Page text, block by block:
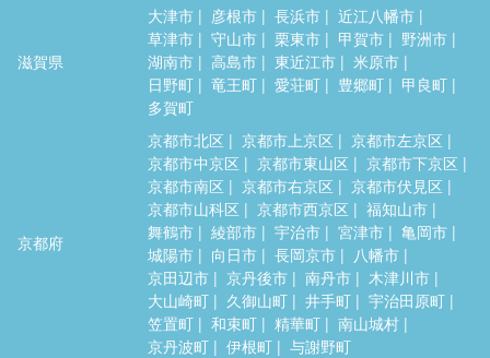
滋賀県
大津市 彦根市 長浜市
近江八幡市
草津市
守山市 栗東市 甲賀市
野洲市
湖南市
高島市 東近江市
米原市
日野町
竜王町 愛荘町 豊郷町
甲良町
多賀町
京都府
京都市北区 京都市上京区
京都市左京区
京都市中京区
京都市東山区
京都市下京区
京都市南区
京都市右京区
京都市伏見区
京都市山科区
京都市西京区
福知山市
舞鶴市
綾部市 宇治市 宮津市
亀岡市
城陽市
向日市 長岡京市
八幡市
京田辺市
京丹後市 南丹市
木津川市
大山崎町
久御山町 井手町
宇治田原町
笠置町
和束町 精華町
南山城村
京丹波町
伊根町 与謝野町